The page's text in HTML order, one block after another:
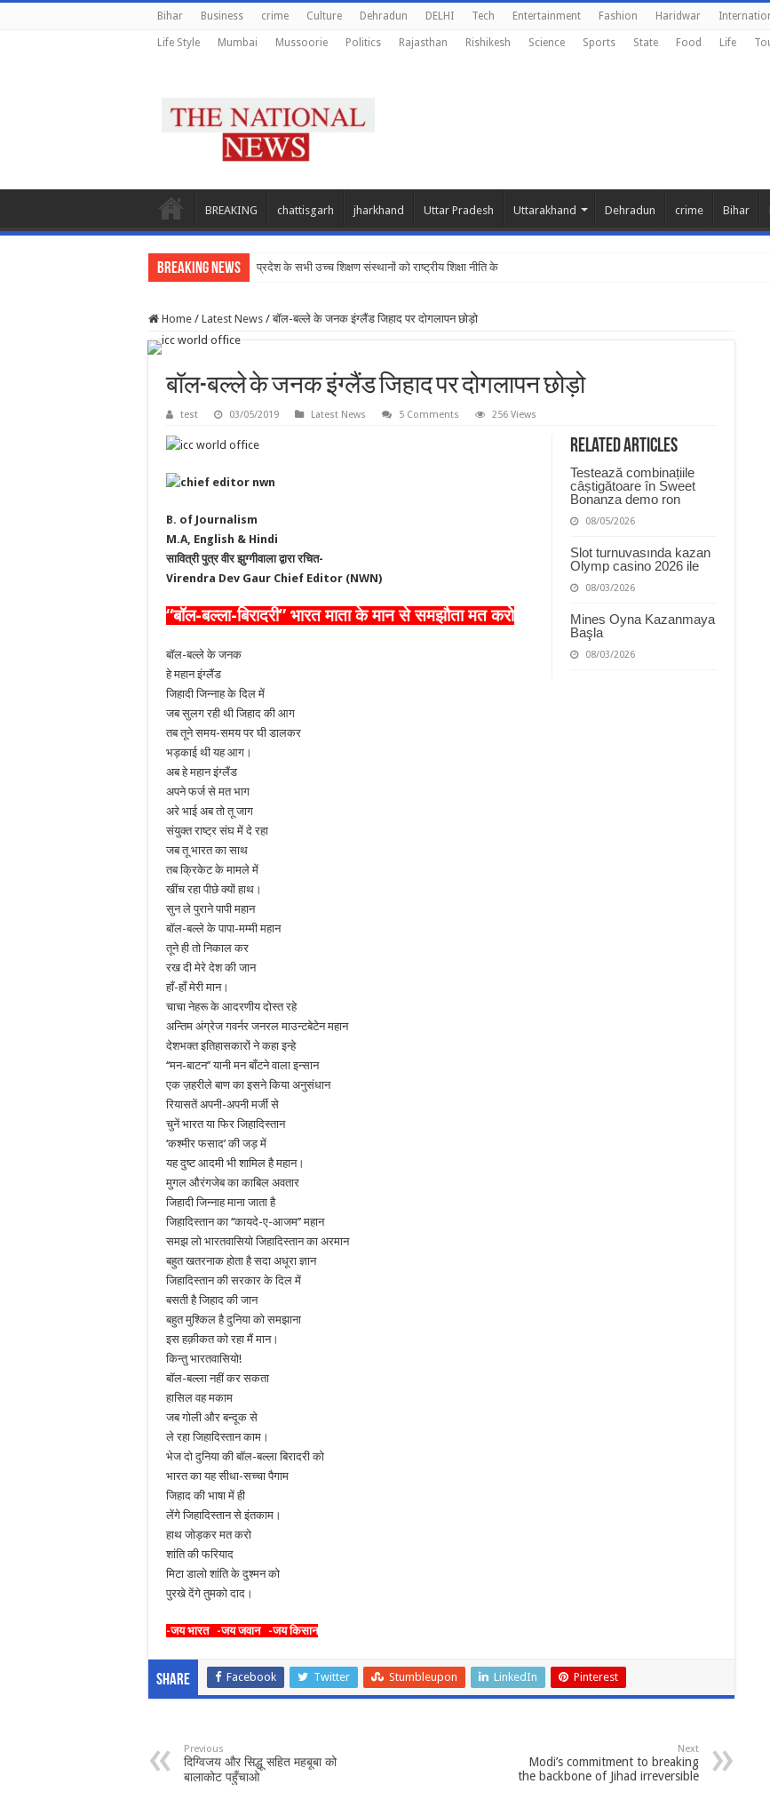
Bihar Business crime Culture Dehradun DELHI Tech Entertainment Fashion Haridwar
Life Style Mumbai Mussoorie Politics Rajasthan Rishikesh Science Sports State Food Life
BREAKING chattisgarh jharkhand Uttar Pradesh Uttarakhand Dehradun crime Bihar
Breaking News प्रदेश के सभी उच्च शिक्षण संस्थानों को राष्ट्रीय शिक्षा नीति के अनुरूप मॉडिफाई किया ज
Home / Latest News / बॉल-बल्ले के जनक इंग्लैंड जिहाद पर दोगलापन छोड़ो
बॉल-बल्ले के जनक इंग्लैंड जिहाद पर दोगलापन छोड़ो
test 03/05/2019 Latest News 5 Comments 256 Views
Related Articles
Testează combinațiile
câștigătoare în Sweet
Bonanza demo ron
08/05/2026
Slot turnuvasında kazan
Olymp casino 2026 ile
08/03/2026
Mines Oyna Kazanmaya
Başla
08/03/2026
B. of Journalism
M.A, English & Hindi
सावित्री पुत्र वीर झुग्गीवाला द्वारा रचित-
Virendra Dev Gaur Chief Editor (NWN)
“बॉल-बल्ला-बिरादरी” भारत माता के मान से समझौता मत करो
बॉल-बल्ले के जनक
हे महान इंग्लैंड
जिहादी जिन्नाह के दिल में
जब सुलग रही थी जिहाद की आग
तब तूने समय-समय पर घी डालकर
भड़काई थी यह आग।
अब हे महान इंग्लैंड
अपने फर्ज से मत भाग
अरे भाई अब तो तू जाग
संयुक्त राष्ट्र संघ में दे रहा
जब तू भारत का साथ
तब क्रिकेट के मामले में
खींच रहा पीछे क्यों हाथ।
सुन ले पुराने पापी महान
बॉल-बल्ले के पापा-मम्मी महान
तूने ही तो निकाल कर
रख दी मेरे देश की जान
हाँ-हाँ मेरी मान।
चाचा नेहरू के आदरणीय दोस्त रहे
अन्तिम अंग्रेज गवर्नर जनरल माउन्टबेटेन महान
देशभक्त इतिहासकारों ने कहा इन्हे
‘‘मन-बाटन’’ यानी मन बाँटने वाला इन्सान
एक ज़हरीले बाण का इसने किया अनुसंधान
रियासतें अपनी-अपनी मर्जी से
चुनें भारत या फिर जिहादिस्तान
‘कश्मीर फसाद’ की जड़ में
यह दुष्ट आदमी भी शामिल है महान।
मुगल औरंगजेब का काबिल अवतार
जिहादी जिन्नाह माना जाता है
जिहादिस्तान का ‘‘कायदे-ए-आजम’’ महान
समझ लो भारतवासियो जिहादिस्तान का अरमान
बहुत खतरनाक होता है सदा अधूरा ज्ञान
जिहादिस्तान की सरकार के दिल में
बसती है जिहाद की जान
बहुत मुश्किल है दुनिया को समझाना
इस हक़ीकत को रहा मैं मान।
किन्तु भारतवासियो!
बॉल-बल्ला नहीं कर सकता
हासिल वह मकाम
जब गोली और बन्दूक से
ले रहा जिहादिस्तान काम।
भेज दो दुनिया की बॉल-बल्ला बिरादरी को
भारत का यह सीधा-सच्चा पैगाम
जिहाद की भाषा में ही
लेंगे जिहादिस्तान से इंतकाम।
हाथ जोड़कर मत करो
शांति की फरियाद
मिटा डालो शांति के दुश्मन को
पुरखे देंगे तुमको दाद।
-जय भारत -जय जवान -जय किसान
Share Facebook Twitter Stumbleupon LinkedIn Pinterest
Previous
दिग्विजय और सिद्धू सहित महबूबा को
बालाकोट पहुँचाओ
Next
Modi’s commitment to breaking
the backbone of Jihad irreversible